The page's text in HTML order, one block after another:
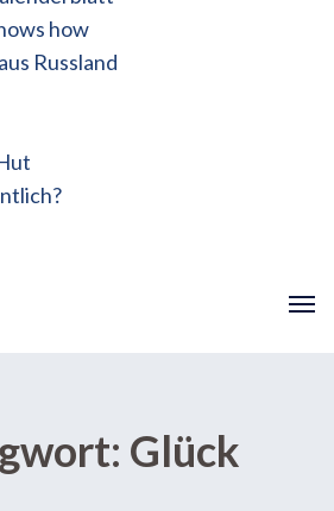
how
Russland
Glück